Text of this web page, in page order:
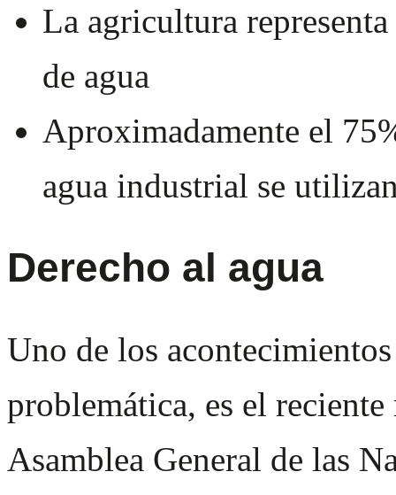
La agricultura
de agua
Aproximadamente el
agua industrial se
Derecho al agua
Uno de los
problemática, es el
Asamblea General de las